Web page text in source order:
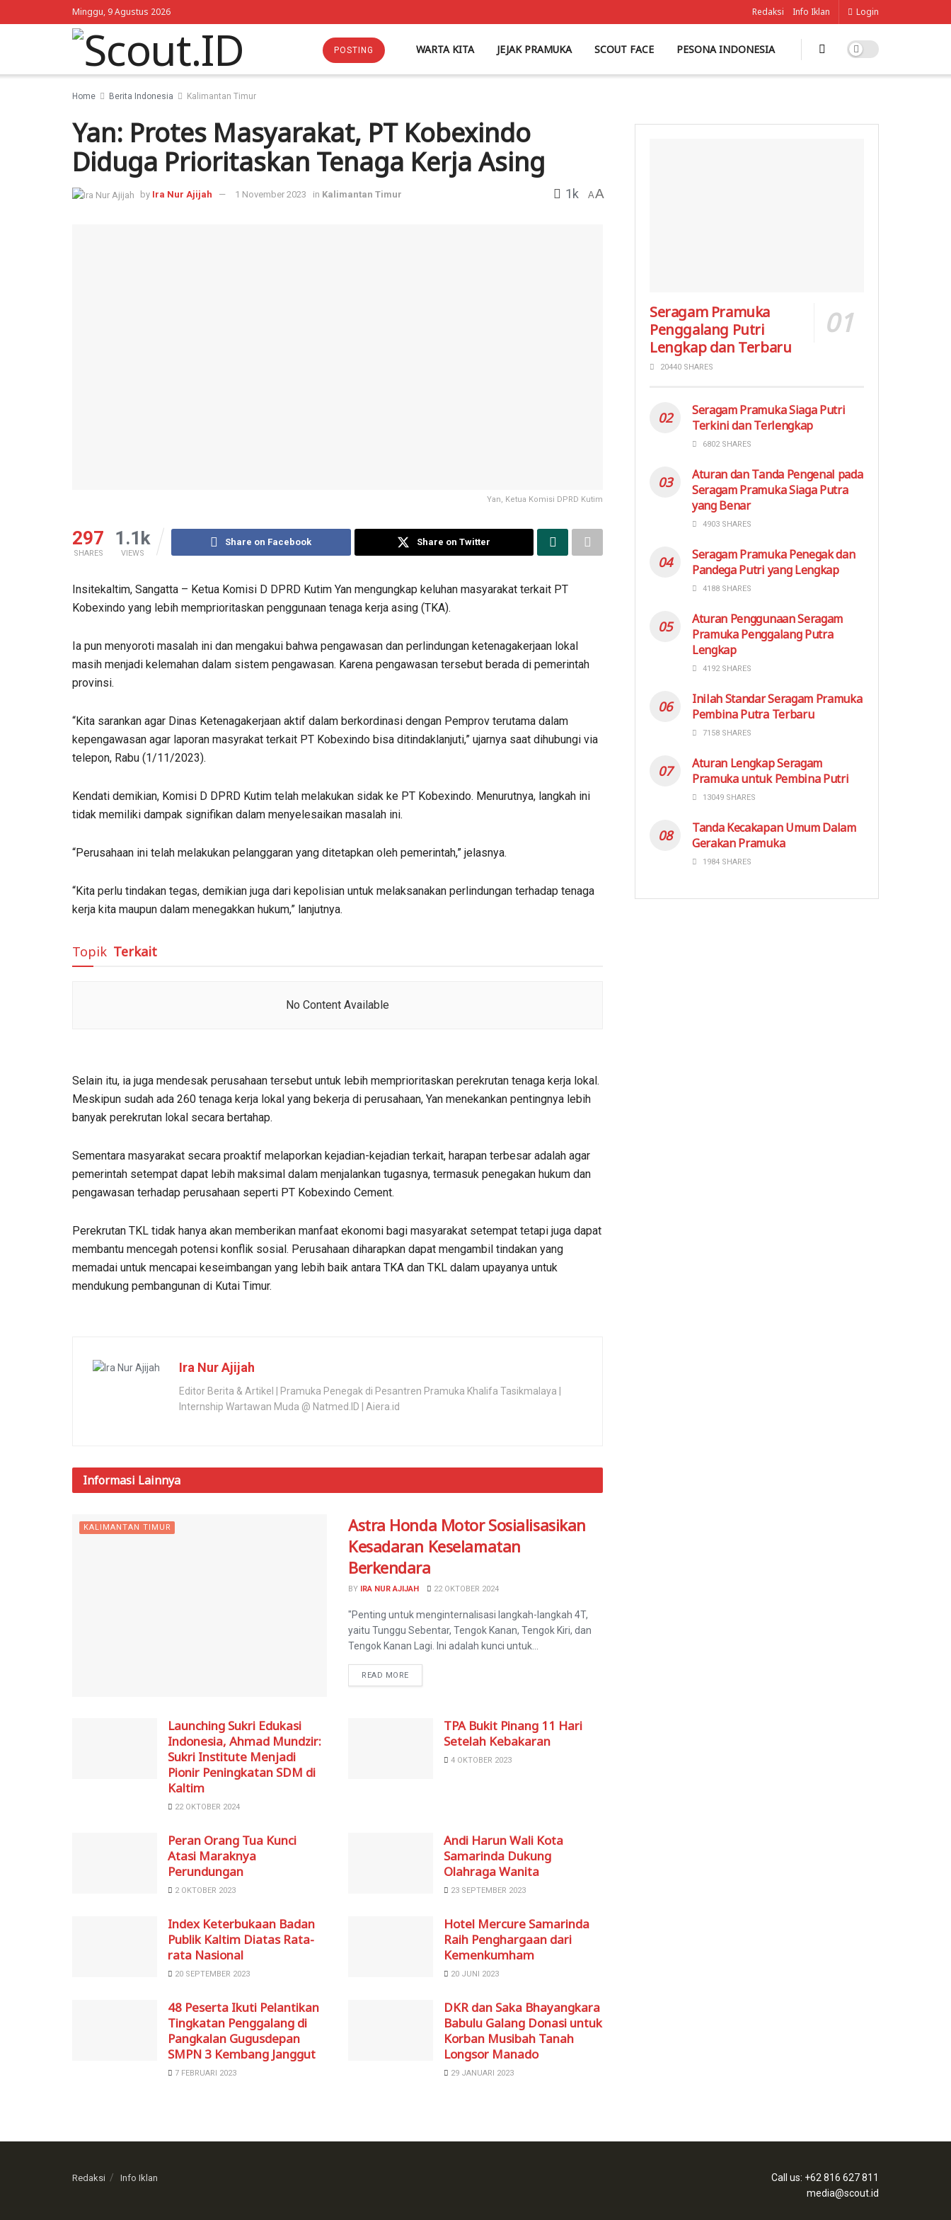
Minggu, 9 Agustus 2026 Redaksi Info Iklan Login
POSTING WARTA KITA JEJAK PRAMUKA SCOUT FACE PESONA INDONESIA
Home Berita Indonesia Kalimantan Timur
Yan: Protes Masyarakat, PT Kobexindo
Diduga Prioritaskan Tenaga Kerja Asing
by Ira Nur Ajijah 1 November 2023 in Kalimantan Timur 1k AA
Yan, Ketua Komisi DPRD Kutim
297
SHARES
1.1k
VIEWS
Share on Facebook Share on Twitter
Insitekaltim, Sangatta – Ketua Komisi D DPRD Kutim Yan mengungkap keluhan masyarakat terkait PT
Kobexindo yang lebih memprioritaskan penggunaan tenaga kerja asing (TKA).
Ia pun menyoroti masalah ini dan mengakui bahwa pengawasan dan perlindungan ketenagakerjaan lokal
masih menjadi kelemahan dalam sistem pengawasan. Karena pengawasan tersebut berada di pemerintah
provinsi.
“Kita sarankan agar Dinas Ketenagakerjaan aktif dalam berkordinasi dengan Pemprov terutama dalam
kepengawasan agar laporan masyrakat terkait PT Kobexindo bisa ditindaklanjuti,” ujarnya saat dihubungi via
telepon, Rabu (1/11/2023).
Kendati demikian, Komisi D DPRD Kutim telah melakukan sidak ke PT Kobexindo. Menurutnya, langkah ini
tidak memiliki dampak signifikan dalam menyelesaikan masalah ini.
“Perusahaan ini telah melakukan pelanggaran yang ditetapkan oleh pemerintah,” jelasnya.
“Kita perlu tindakan tegas, demikian juga dari kepolisian untuk melaksanakan perlindungan terhadap tenaga
kerja kita maupun dalam menegakkan hukum,” lanjutnya.
Topik Terkait
No Content Available
Selain itu, ia juga mendesak perusahaan tersebut untuk lebih memprioritaskan perekrutan tenaga kerja lokal.
Meskipun sudah ada 260 tenaga kerja lokal yang bekerja di perusahaan, Yan menekankan pentingnya lebih
banyak perekrutan lokal secara bertahap.
Sementara masyarakat secara proaktif melaporkan kejadian-kejadian terkait, harapan terbesar adalah agar
pemerintah setempat dapat lebih maksimal dalam menjalankan tugasnya, termasuk penegakan hukum dan
pengawasan terhadap perusahaan seperti PT Kobexindo Cement.
Perekrutan TKL tidak hanya akan memberikan manfaat ekonomi bagi masyarakat setempat tetapi juga dapat
membantu mencegah potensi konflik sosial. Perusahaan diharapkan dapat mengambil tindakan yang
memadai untuk mencapai keseimbangan yang lebih baik antara TKA dan TKL dalam upayanya untuk
mendukung pembangunan di Kutai Timur.
Ira Nur Ajijah
Editor Berita & Artikel | Pramuka Penegak di Pesantren Pramuka Khalifa Tasikmalaya |
Internship Wartawan Muda @ Natmed.ID | Aiera.id
Informasi Lainnya
KALIMANTAN TIMUR
Astra Honda Motor Sosialisasikan
Kesadaran Keselamatan
Berkendara
BY IRA NUR AJIJAH 22 OKTOBER 2024
"Penting untuk menginternalisasi langkah-langkah 4T,
yaitu Tunggu Sebentar, Tengok Kanan, Tengok Kiri, dan
Tengok Kanan Lagi. Ini adalah kunci untuk...
READ MORE
Launching Sukri Edukasi
Indonesia, Ahmad Mundzir:
Sukri Institute Menjadi
Pionir Peningkatan SDM di
Kaltim
22 OKTOBER 2024
TPA Bukit Pinang 11 Hari
Setelah Kebakaran
4 OKTOBER 2023
Peran Orang Tua Kunci
Atasi Maraknya
Perundungan
2 OKTOBER 2023
Andi Harun Wali Kota
Samarinda Dukung
Olahraga Wanita
23 SEPTEMBER 2023
Index Keterbukaan Badan
Publik Kaltim Diatas Rata-
rata Nasional
20 SEPTEMBER 2023
Hotel Mercure Samarinda
Raih Penghargaan dari
Kemenkumham
20 JUNI 2023
48 Peserta Ikuti Pelantikan
Tingkatan Penggalang di
Pangkalan Gugusdepan
SMPN 3 Kembang Janggut
7 FEBRUARI 2023
DKR dan Saka Bhayangkara
Babulu Galang Donasi untuk
Korban Musibah Tanah
Longsor Manado
29 JANUARI 2023
Seragam Pramuka
Penggalang Putri
Lengkap dan Terbaru
20440 SHARES
Seragam Pramuka Siaga Putri
Terkini dan Terlengkap
6802 SHARES
Aturan dan Tanda Pengenal pada
Seragam Pramuka Siaga Putra
yang Benar
4903 SHARES
Seragam Pramuka Penegak dan
Pandega Putri yang Lengkap
4188 SHARES
Aturan Penggunaan Seragam
Pramuka Penggalang Putra
Lengkap
4192 SHARES
Inilah Standar Seragam Pramuka
Pembina Putra Terbaru
7158 SHARES
Aturan Lengkap Seragam
Pramuka untuk Pembina Putri
13049 SHARES
Tanda Kecakapan Umum Dalam
Gerakan Pramuka
1984 SHARES
Redaksi Info Iklan
Call us: +62 816 627 811
media@scout.id